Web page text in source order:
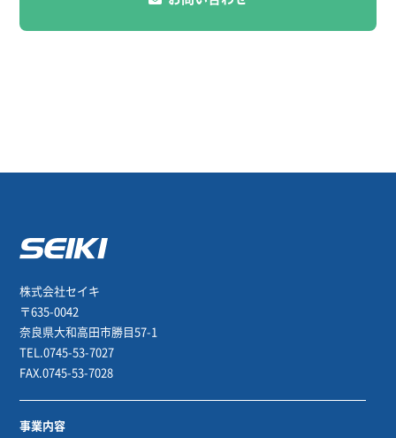
株式会社セイキ
〒635-0042
奈良県大和高田市勝目57-1
TEL.0745-53-7027
FAX.0745-53-7028
事業内容